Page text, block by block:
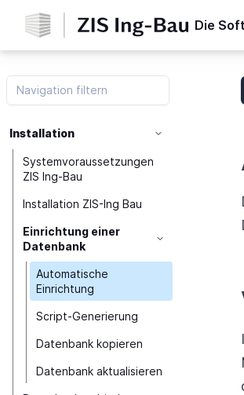
Home Die
Installation
Systemvoraussetzungen
ZIS Ing-Bau
Installation ZIS-Ing Bau
Einrichtung einer
Datenbank
Automatische
Einrichtung
Script-Generierung
Datenbank kopieren
Datenbank aktualisieren